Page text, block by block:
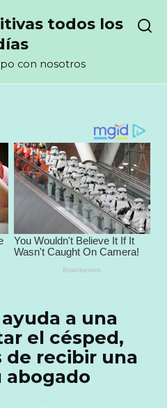
todos los
con nosotros
a una
el césped,
de recibir una
abogado